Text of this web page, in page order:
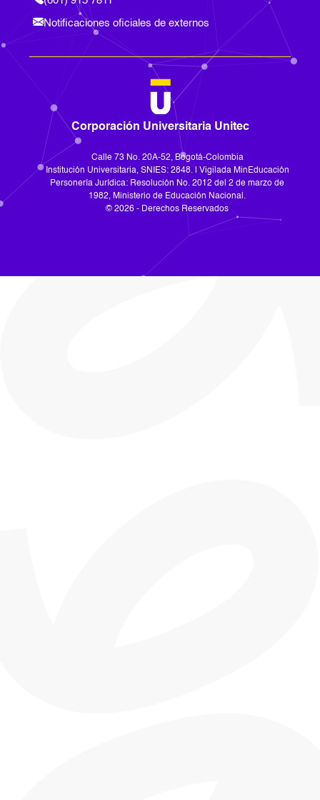
Notificaciones oficiales de externos
Corporación Universitaria Unitec
Calle 73 No. 20A-52, Bogotá-Colombia
Institución Universitaria, SNIES: 2848. | Vigilada MinEducación
Personería Jurídica: Resolución No. 2012 del 2 de marzo de
1982, Ministerio de Educación Nacional.
© 2026 - Derechos Reservados